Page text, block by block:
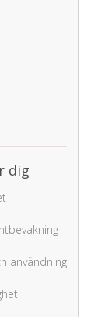
dig
användning